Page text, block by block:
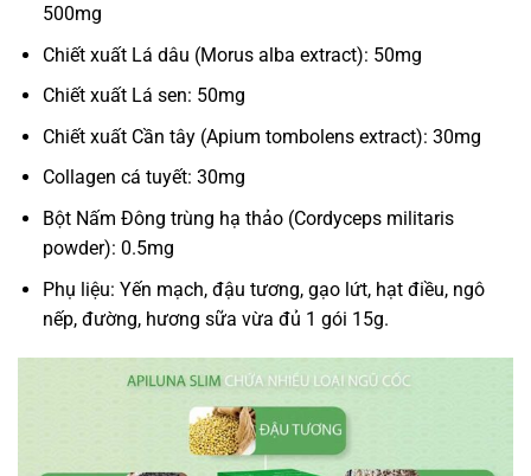
500mg
Chiết xuất Lá dâu (Morus alba extract): 50mg
Chiết xuất Lá sen: 50mg
Chiết xuất Cần tây (Apium tombolens extract): 30mg
Collagen cá tuyết: 30mg
Bột Nấm Đông trùng hạ thảo (Cordyceps militaris
powder): 0.5mg
Phụ liệu: Yến mạch, đậu tương, gạo lứt, hạt điều, ngô
nếp, đường, hương sữa vừa đủ 1 gói 15g.